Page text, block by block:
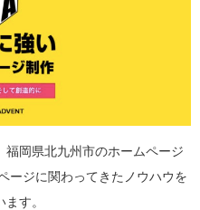
岡県北九州市のホームページ
ージに関わってきたノウハウを
す。